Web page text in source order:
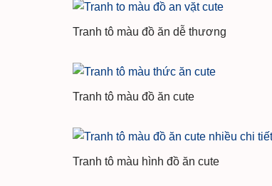
Tranh tô màu đồ ăn dễ thương
Tranh tô màu đồ ăn cute
Tranh tô màu hình đồ ăn cute